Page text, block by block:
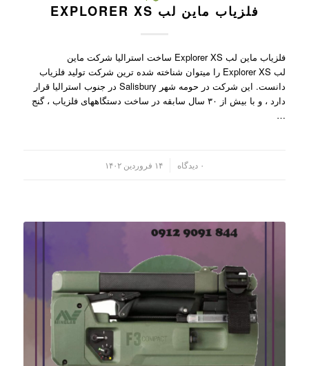
فلزیاب ماین لب EXPLORER XS
فلزیاب ماین لب Explorer XS ساخت استرالیا شرکت ماین
لب Explorer XS را میتوان شناخته شده ترین شرکت تولید فلزیاب
دانست. این شرکت در حومه شهر Salisbury در جنوب استرالیا قرار
دارد ، و با بیش از ۳۰ سال سابقه در ساخت دستگاههای فلزیاب ، گنج
…
۰ دیدگاه ۱۴ فروردین ۱۴۰۲